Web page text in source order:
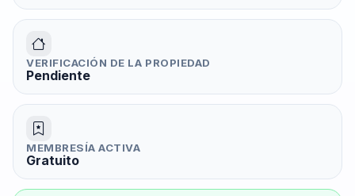
VERIFICACIÓN DE LA PROPIEDAD
Pendiente
MEMBRESÍA ACTIVA
Gratuito